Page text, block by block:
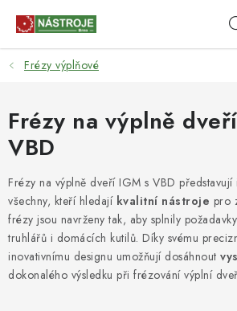
NÁSTROJE
AKCE
BRUSIVO
ELEKTRONÁŘADÍ
LEPENÍ A SPOJOVÁNÍ
RUČNÍ NÁŘADÍ, PŘÍPRAVKY
Frézy výplňové
Frézy na výplně
VBD
Frézy na výplně dveří IGM s VBD
všechny, kteří hledají kvalitní nástroje pro
frézy jsou navrženy tak, aby splnily
truhlářů i domácích kutilů. Díky svému
inovativnímu designu umožňují dosáhnout
dokonalého výsledku při frézování výplní